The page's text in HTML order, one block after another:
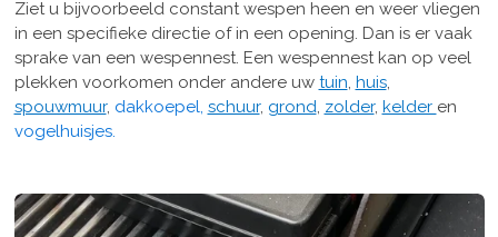
Ziet u bijvoorbeeld constant wespen heen en weer vliegen
in een specifieke directie of in een opening. Dan is er vaak
sprake van een wespennest. Een wespennest kan op veel
plekken voorkomen onder andere uw tuin huis,
spouwmuur, dakkoepel, schuur, grond zolder, kelder en
vogelhuisjes.